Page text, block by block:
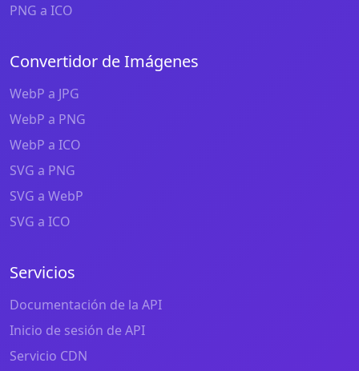
PNG a ICO
Convertidor de Imágenes
WebP a JPG
WebP a PNG
WebP a ICO
SVG a PNG
SVG a WebP
SVG a ICO
Servicios
Documentación de la API
Inicio de sesión de API
Servicio CDN